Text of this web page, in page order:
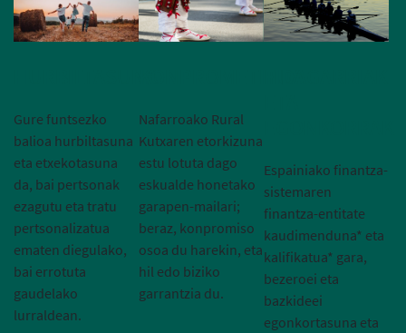
Gure funtsezko
balioa hurbiltasuna
eta etxekotasuna
da, bai pertsonak
ezagutu eta tratu
pertsonalizatua
ematen diegulako,
bai errotuta
gaudelako
lurraldean.
Nafarroako Rural
Kutxaren etorkizuna
estu lotuta dago
eskualde honetako
garapen-mailari;
beraz, konpromiso
osoa du harekin, eta
hil edo biziko
garrantzia du.
Espainiako finantza-
sistemaren
finantza-entitate
kaudimenduna* eta
kalifikatua* gara,
bezeroei eta
bazkideei
egonkortasuna eta